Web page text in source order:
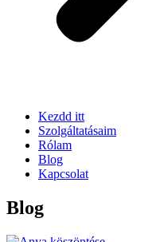
Kezdd itt
Szolgáltatásaim
Rólam
Blog
Kapcsolat
Blog